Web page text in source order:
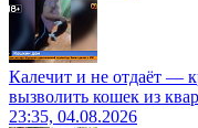
Калечит и не отдаёт —
вызволить кошек из
23:35, 04.08.2026